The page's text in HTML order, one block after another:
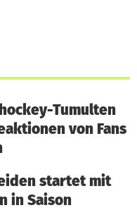
Tumulten
von Fans
startet mit
in Saison